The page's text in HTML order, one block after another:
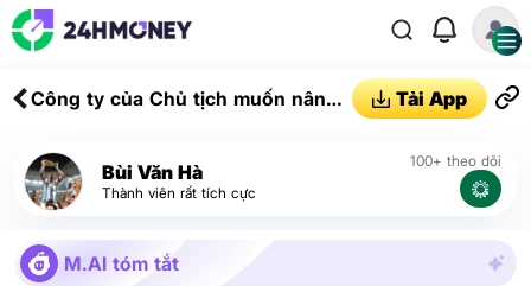
Công ty của Chủ tịch muốn nâng
vốn
Tải App
Bùi Văn Hà
Thành viên rất tích cực
100+ theo dõi
M.AI tóm tắt